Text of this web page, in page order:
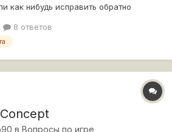
как нибудь исправить обратно
8 ответов
в Вопросы по игре